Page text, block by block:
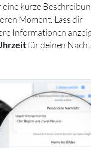
kurze
Moment. Lass dir
Informationen
für deinen